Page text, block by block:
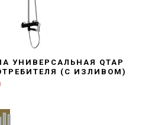
УНИВЕРСАЛЬНАЯ QTAP
(С ИЗЛИВОМ)
BLACK